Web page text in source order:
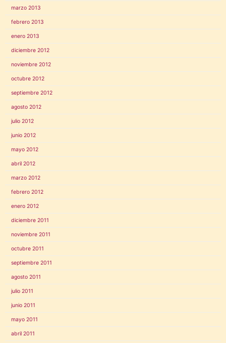
marzo 2013
febrero 2013
enero 2013
diciembre 2012
noviembre 2012
octubre 2012
septiembre 2012
agosto 2012
julio 2012
junio 2012
mayo 2012
abril 2012
marzo 2012
febrero 2012
enero 2012
diciembre 2011
noviembre 2011
octubre 2011
septiembre 2011
agosto 2011
julio 2011
junio 2011
mayo 2011
abril 2011